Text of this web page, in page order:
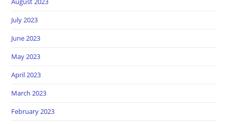
July 2023
June 2023
May 2023
April 2023
March 2023
February 2023